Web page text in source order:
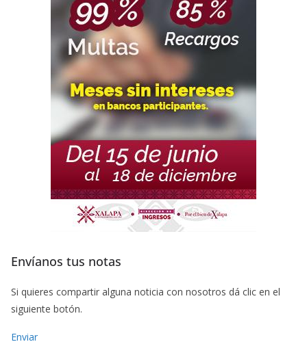
Envíanos tus notas
Si quieres compartir alguna noticia con nosotros dá clic en el
siguiente botón.
Enviar